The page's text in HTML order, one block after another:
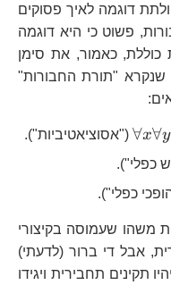
דוגמה לאיך פסוקים
פשוט כי היא דוגמה
כאמור, את סימן
e
"תורת החבורות"
∀x∀y ("אסוציאטיביות").
כפלי").
כפלי").
משהו שעמוסה בקיצורי
אבל די ברור (לדעתי)
תקינים תחבירית ויגידו